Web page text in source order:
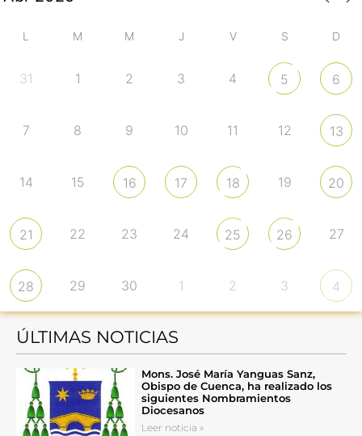
L M M J V S D
31 1 2 3 4 5 6
7 8 9 10 11 12 13
14 15 16 17 18 19 20
21 22 23 24 25 26 27
28 29 30 1 2 3 4
ÚLTIMAS NOTICIAS
Mons. José María Yanguas Sanz,
Obispo de Cuenca, ha realizado los
siguientes Nombramientos
Diocesanos
Leer noticia »